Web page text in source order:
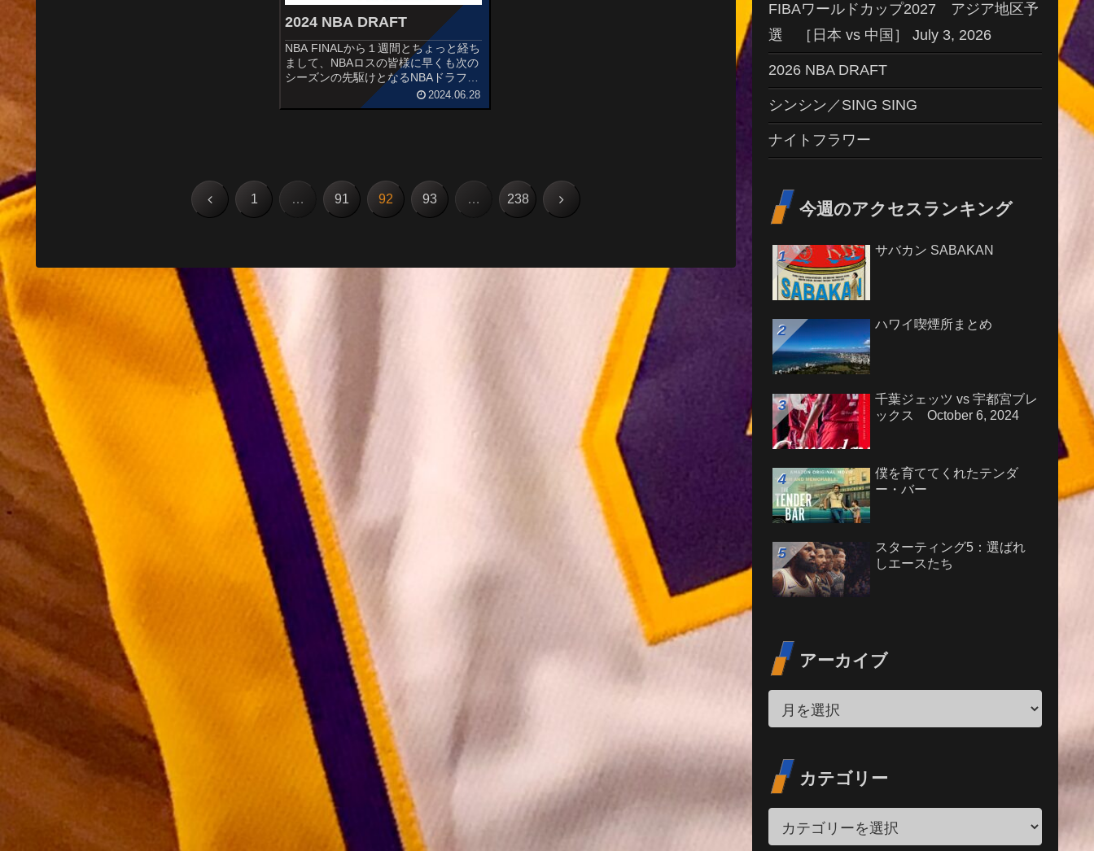
2024 NBA DRAFT
NBA FINALから１週間とちょっと経ち
まして、NBAロスの皆様に早くも次の
シーズンの先駆けとなるNBAドラフト
がやってきましたwNBAピックアーッ
プ！！2024 NBA DraftNo.1 Zaccharie
2024.06.28
前 1 … 91 92 93 … 238 次
FIBAワールドカップ2027 アジア地区予
選 ［日本 vs 中国］ July 3, 2026
2026 NBA DRAFT
シンシン／SING SING
ナイトフラワー
今週のアクセスランキング
サバカン SABAKAN
ハワイ喫煙所まとめ
千葉ジェッツ vs 宇都宮ブレ
ックス October 6, 2024
僕を育ててくれたテンダ
ー・バー
スターティング5：選ばれ
しエースたち
アーカイブ
カテゴリー